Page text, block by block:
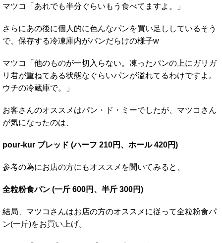
マツコ「あれでも半分ぐらいもう食べてますよ。」
さらにあの後に個人的に色んなパンを買い足ししているそう
で、保存する冷凍庫内がパンだらけの様子w
マツコ「他のものが一切入らない。凍ったパンの上にガリガ
リ君が重ねてある状態なぐらいパンが溢れてるわけですよ。
ウチの冷蔵庫で。」
お客さんのオススメはパン・ド・ミーでしたが、マツコさん
が気になったのは、
pour-kur ブレッド (ハーフ 210円、ホール 420円)
参考の為にお店の方にもオススメを聞いてみると、
全粒粉食パン (一斤 600円、半斤 300円)
結局、マツコさんはお店の方のオススメに従って全粒粉食パ
ン(一斤)をお買い上げ。